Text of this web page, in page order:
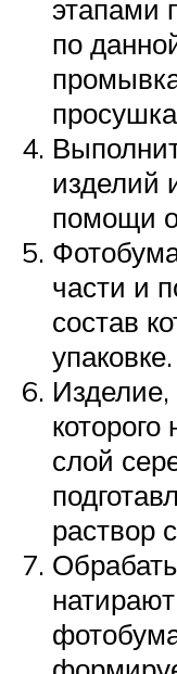
этапами
по
изделий
помощи
части и
состав
упаковке.
Изделие,
слой
раствор